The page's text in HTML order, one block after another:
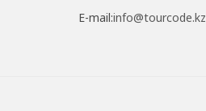
E-mail:info@tourcode.kz